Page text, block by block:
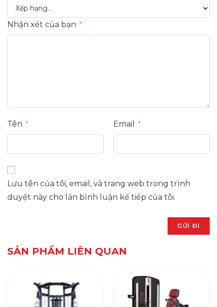
Nhận xét của bạn *
Tên * Email *
Lưu tên của tôi, email, và trang web trong trình
duyệt này cho lần bình luận kế tiếp của tôi.
SẢN PHẨM LIÊN QUAN